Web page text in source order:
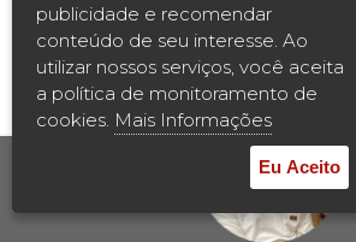
Vestibular
2ª Graduação
Transferência
Reingresso
BOLSAS E
ENTRE EM
publicidade e recomendar
conteúdo de seu interesse. Ao
utilizar nossos serviços, você aceita
a política de monitoramento de
cookies. Mais Informações
Eu Aceito